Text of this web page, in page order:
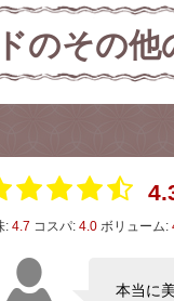
のその他
: 4.7 コスパ: 4.0 ボリューム:
本当に